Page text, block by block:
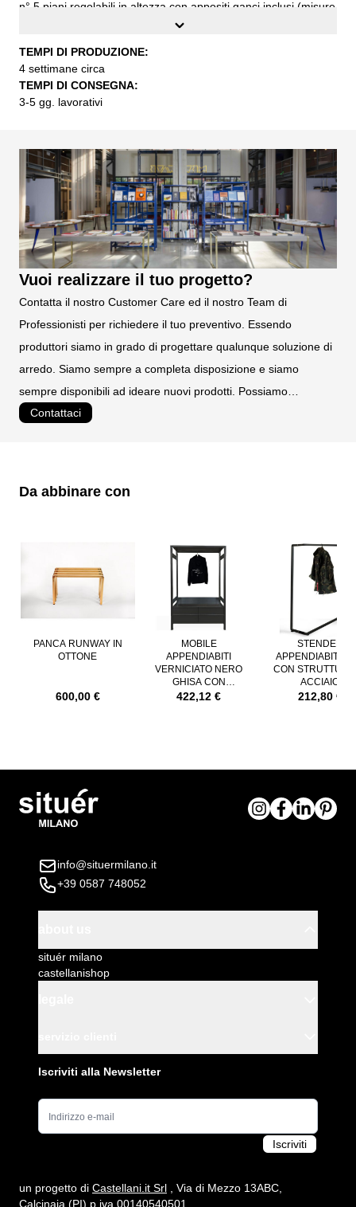
n° 5 piani regolabili in altezza con appositi ganci inclusi (misure
n° 1 fascia stabilizzatrice
portata per ogni piano a carico uniformemente distribuito
circa kg. 90
lamiera di acciaio di prima qualità S235JR UNI EN 10027
da assemblare
TEMPI DI PRODUZIONE:
4 settimane circa
TEMPI DI CONSEGNA:
3-5 gg. lavorativi
TEMPI DI PRODUZIONE:
4 settimane circa
TEMPI DI CONSEGNA:
3-5 gg. lavorativi
Vuoi realizzare il tuo progetto?
Contatta il nostro Customer Care ed il nostro Team di
Professionisti per richiedere il tuo preventivo. Essendo
produttori siamo in grado di progettare qualunque soluzione di
arredo. Siamo sempre a completa disposizione e siamo
sempre disponibili ad ideare nuovi prodotti. Possiamo
Contattaci
Da abbinare con
PANCA RUNWAY IN
OTTONE
600,00 €
MOBILE
APPENDIABITI
VERNICIATO NERO
GHISA CON
CASSETTI E BARRA
422,12 €
STENDER
APPENDIABITI
CON
ACCIAIO
VERNICIATO
212,80 €
info@situermilano.it
+39 0587 748052
situér milano
castellanishop
Iscriviti alla Newsletter
Indirizzo e-mail
Iscriviti
un progetto di Castellani.it Srl , Via di Mezzo 13ABC,
Calcinaia (PI) p.iva 00140540501